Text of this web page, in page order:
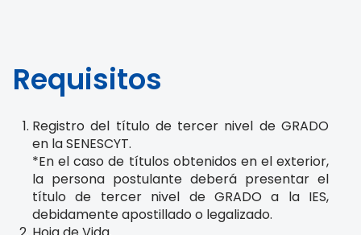
Requisitos
Registro del título de tercer nivel de GRADO
en la SENESCYT.
*En el caso de títulos obtenidos en el exterior,
la persona postulante deberá presentar el
título de tercer nivel de GRADO a la IES,
debidamente apostillado o legalizado.